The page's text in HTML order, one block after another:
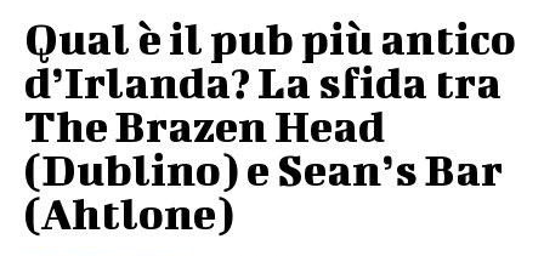
Qual è il pub più antico
d’Irlanda? La sfida tra
The Brazen Head
(Dublino) e Sean’s Bar
(Ahtlone)